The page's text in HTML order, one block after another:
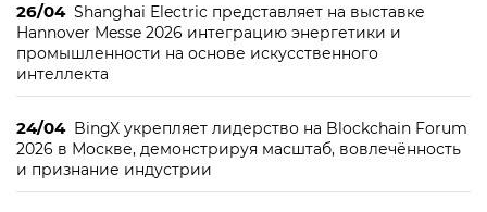
26/04 Shanghai Electric представляет на выставке
Hannover Messe 2026 интеграцию энергетики и
промышленности на основе искусственного
интеллекта
24/04 BingX укрепляет лидерство на Blockchain Forum
2026 в Москве, демонстрируя масштаб, вовлечённость
и признание индустрии